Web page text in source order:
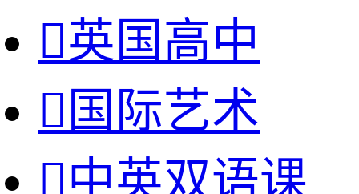
英国高中
 国际艺术
中英双语课